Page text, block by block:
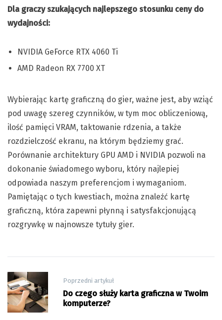
Dla graczy szukających najlepszego stosunku ceny do
wydajności:
NVIDIA GeForce RTX 4060 Ti
AMD Radeon RX 7700 XT
Wybierając kartę graficzną do gier, ważne jest, aby wziąć
pod uwagę szereg czynników, w tym moc obliczeniową,
ilość pamięci VRAM, taktowanie rdzenia, a także
rozdzielczość ekranu, na którym będziemy grać.
Porównanie architektury GPU AMD i NVIDIA pozwoli na
dokonanie świadomego wyboru, który najlepiej
odpowiada naszym preferencjom i wymaganiom.
Pamiętając o tych kwestiach, można znaleźć kartę
graficzną, która zapewni płynną i satysfakcjonującą
rozgrywkę w najnowsze tytuły gier.
Nawigacja
wpisu
Poprzedni artykuł
Do czego służy karta graficzna w Twoim
komputerze?